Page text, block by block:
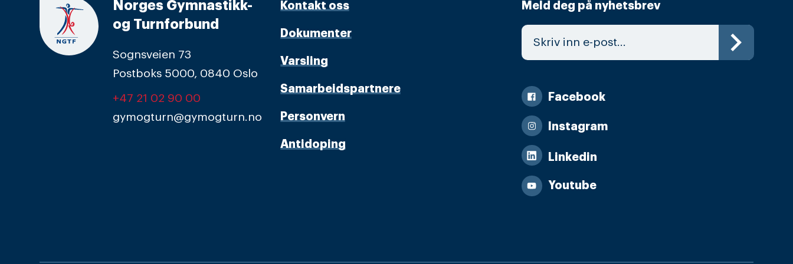
Norges Gymnastikk-
og Turnforbund
Sognsveien 73
Postboks 5000, 0840 Oslo
+47 21 02 90 00
gymogturn@gymogturn.no
Kontakt oss
Dokumenter
Varsling
Samarbeidspartnere
Personvern
Antidoping
Meld deg på nyhetsbrev
Facebook
Instagram
Linkedin
Youtube